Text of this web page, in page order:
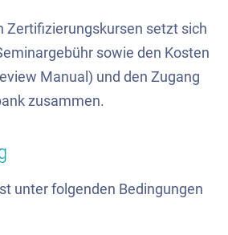
Zertifizierungskursen setzt sich
sowie den Kosten
Manual) und den Zugang
zusammen.
unter folgenden Bedingungen